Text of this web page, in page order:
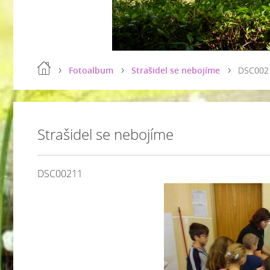
Fotoalbum Strašidel se nebojíme
Strašidel se nebojíme
DSC00211